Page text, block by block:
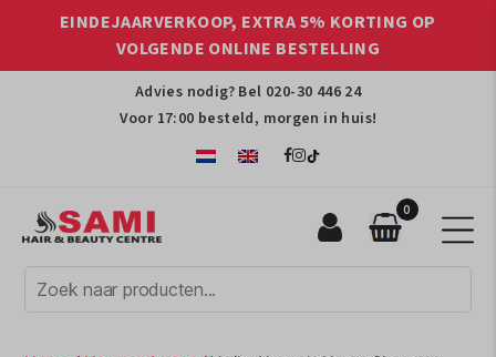
EINDEJAARVERKOOP, EXTRA 5% KORTING OP
VOLGENDE ONLINE BESTELLING
Advies nodig? Bel 020-30 446 24
Voor 17:00 besteld, morgen in huis!
Afro
Hair
Beauty
0